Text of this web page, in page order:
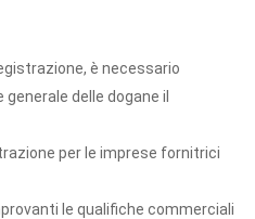
è necessario
delle dogane il
per le imprese fornitrici
le qualifiche commerciali